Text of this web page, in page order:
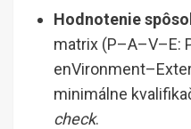
Hodnotenie
matrix (P–A–V–E:
minimálne
check.